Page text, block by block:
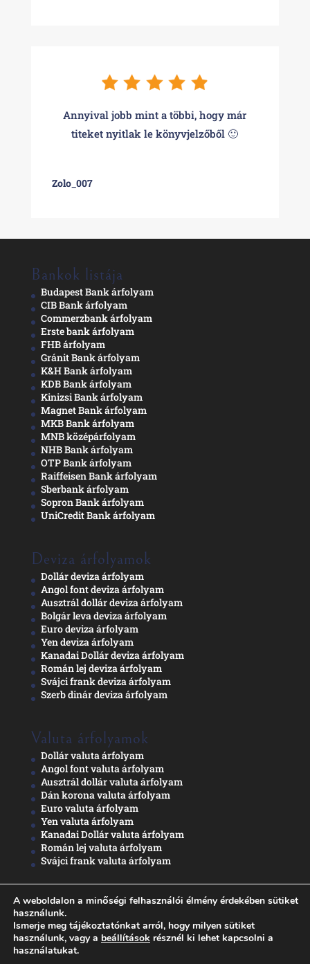
Annyival jobb mint a többi, hogy már
titeket nyitlak le könyvjelzőből 🙂
Zolo_007
Bankok listája
Budapest Bank árfolyam
CIB Bank árfolyam
Commerzbank árfolyam
Erste bank árfolyam
FHB árfolyam
Gránit Bank árfolyam
K&H Bank árfolyam
KDB Bank árfolyam
Kinizsi Bank árfolyam
Magnet Bank árfolyam
MKB Bank árfolyam
MNB középárfolyam
NHB Bank árfolyam
OTP Bank árfolyam
Raiffeisen Bank árfolyam
Sberbank árfolyam
Sopron Bank árfolyam
UniCredit Bank árfolyam
Deviza árfolyamok
Dollár deviza árfolyam
Angol font deviza árfolyam
Ausztrál dollár deviza árfolyam
Bolgár leva deviza árfolyam
Euro deviza árfolyam
Yen deviza árfolyam
Kanadai Dollár deviza árfolyam
Román lej deviza árfolyam
Svájci frank deviza árfolyam
Szerb dinár deviza árfolyam
Valuta árfolyamok
Dollár valuta árfolyam
Angol font valuta árfolyam
Ausztrál dollár valuta árfolyam
Dán korona valuta árfolyam
Euro valuta árfolyam
Yen valuta árfolyam
Kanadai Dollár valuta árfolyam
Román lej valuta árfolyam
Svájci frank valuta árfolyam
Adatkezelési nyilatkozat
A weboldalon a minőségi felhasználói élmény érdekében sütiket
használunk.
Ismerje meg tájékoztatónkat arról, hogy milyen sütiket
használunk, vagy a beállítások résznél ki lehet kapcsolni a
használatukat.